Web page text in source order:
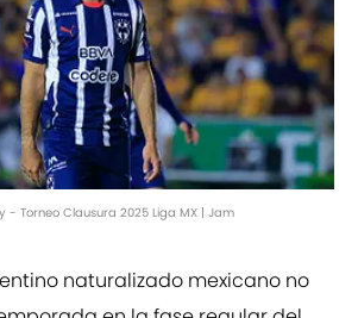
- Torneo Clausura 2025 Liga MX | Jam
naturalizado mexicano no